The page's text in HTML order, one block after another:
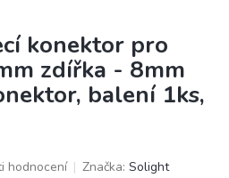
konektor pro
zdířka - 8mm
balení 1ks,
hodnocení Značka: Solight